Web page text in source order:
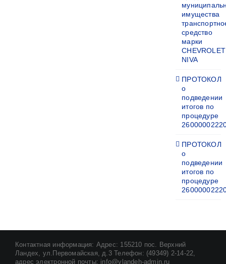
имущества
средство
марки
CHEVROLET
NIVA
ПРОТОКОЛ
о
подведении
итогов по
процедуре
ПРОТОКОЛ
о
подведении
итогов по
процедуре
Контактная информация: Адрес: 155210 пос. Верхний
Ландех, ул.Первомайская, д.3 Телефон: (49349) 2-14-22,
адрес электронной почты: info@vlandeh-admin.ru